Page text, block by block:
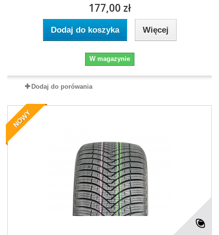
177,00 zł
Dodaj do koszyka Więcej
W magazynie
Dodaj do porówania
NOWY